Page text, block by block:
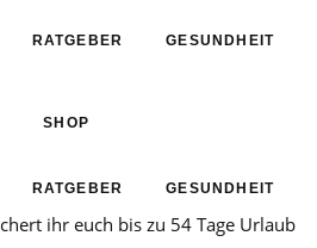
RATGEBER GESUNDHEIT
RATGEBER GESUNDHEIT
SHOP